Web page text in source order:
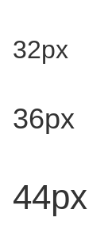
32px
36px
44px